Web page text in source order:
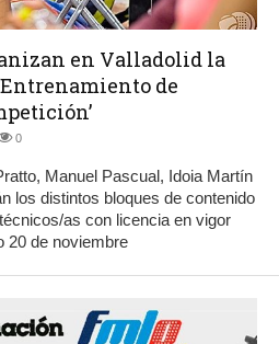
en Valladolid la
de
0
Manuel Pascual, Idoia Martín
los distintos bloques de contenido
as con licencia en vigor
20 de noviembre